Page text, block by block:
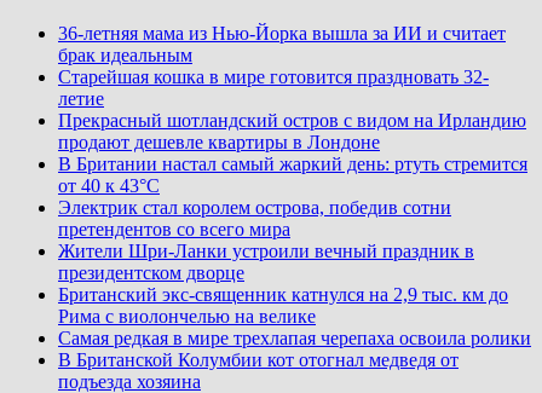
36-летняя мама из Нью-Йорка вышла за ИИ и считает
брак идеальным
Старейшая кошка в мире готовится праздновать 32-
летие
Прекрасный шотландский остров с видом на Ирландию
продают дешевле квартиры в Лондоне
В Британии настал самый жаркий день: ртуть стремится
от 40 к 43°C
Электрик стал королем острова, победив сотни
претендентов со всего мира
Жители Шри-Ланки устроили вечный праздник в
президентском дворце
Британский экс-священник катнулся на 2,9 тыс. км до
Рима с виолончелью на велике
Самая редкая в мире трехлапая черепаха освоила ролики
В Британской Колумбии кот отогнал медведя от
подъезда хозяина